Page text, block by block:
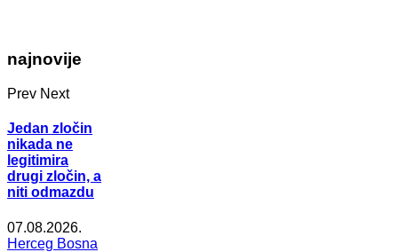
najnovije
Prev Next
Jedan zločin
nikada ne
legitimira
drugi zločin, a
niti odmazdu
07.08.2026.
Herceg Bosna